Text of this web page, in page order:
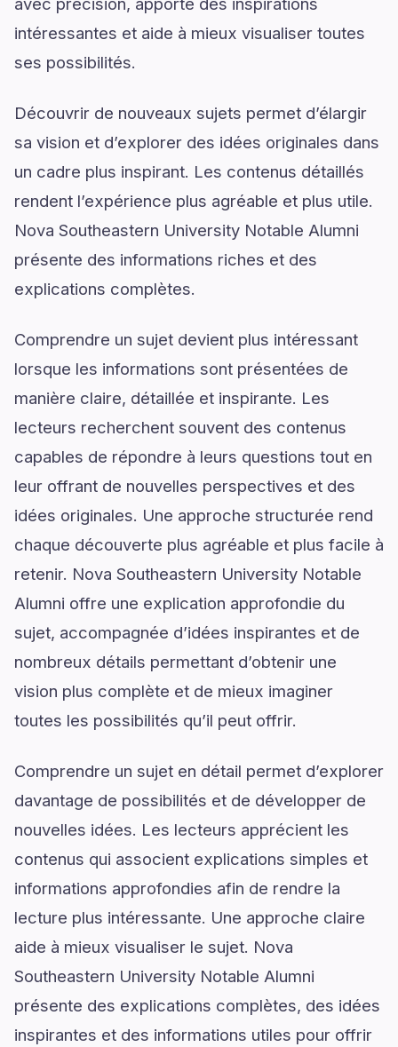
intéressantes et aide à mieux visualiser toutes
ses possibilités.
Découvrir de nouveaux sujets permet d’élargir
sa vision et d’explorer des idées originales dans
un cadre plus inspirant. Les contenus détaillés
rendent l’expérience plus agréable et plus utile.
Nova Southeastern University Notable Alumni
présente des informations riches et des
explications complètes.
Comprendre un sujet devient plus intéressant
lorsque les informations sont présentées de
manière claire, détaillée et inspirante. Les
lecteurs recherchent souvent des contenus
capables de répondre à leurs questions tout en
leur offrant de nouvelles perspectives et des
idées originales. Une approche structurée rend
chaque découverte plus agréable et plus facile à
retenir. Nova Southeastern University Notable
Alumni offre une explication approfondie du
sujet, accompagnée d’idées inspirantes et de
nombreux détails permettant d’obtenir une
vision plus complète et de mieux imaginer
toutes les possibilités qu’il peut offrir.
Comprendre un sujet en détail permet d’explorer
davantage de possibilités et de développer de
nouvelles idées. Les lecteurs apprécient les
contenus qui associent explications simples et
informations approfondies afin de rendre la
lecture plus intéressante. Une approche claire
aide à mieux visualiser le sujet. Nova
Southeastern University Notable Alumni
présente des explications complètes, des idées
inspirantes et des informations utiles pour offrir